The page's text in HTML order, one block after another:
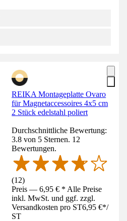
REIKA Montageplatte Ovaro
für Magnetaccessoires 4x5 cm
2 Stück edelstahl poliert
Durchschnittliche Bewertung:
3.8 von 5 Sternen. 12
Bewertungen.
(12)
Preis — 6,95 € * Alle Preise
inkl. MwSt. und ggf. zzgl.
Versandkosten pro ST6,95 €*/
ST